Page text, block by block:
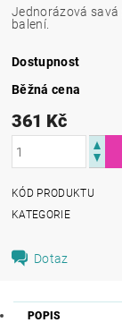
Jednorázová
balení.
Dostupnost
Běžná cena
361 Kč
KÓD PRODUKTU
KATEGORIE
Dotaz
POPIS